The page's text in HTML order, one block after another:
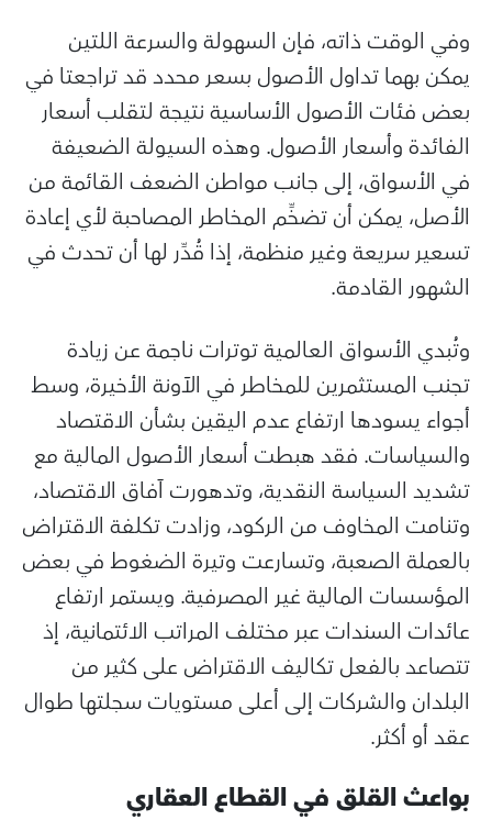
وفي الوقت ذاته، فإن السهولة والسرعة اللتين
يمكن بهما تداول الأصول بسعر محدد قد تراجعتا في
بعض فئات الأصول الأساسية نتيجة لتقلب أسعار
الفائدة وأسعار الأصول. وهذه السيولة الضعيفة
في الأسواق، إلى جانب مواطن الضعف القائمة من
الأصل، يمكن أن تضخِّم المخاطر المصاحبة لأي إعادة
تسعير سريعة وغير منظمة، إذا قُدِّر لها أن تحدث في
الشهور القادمة.
وتُبدي الأسواق العالمية توترات ناجمة عن زيادة
تجنب المستثمرين للمخاطر في الآونة الأخيرة، وسط
أجواء يسودها ارتفاع عدم اليقين بشأن الاقتصاد
والسياسات. فقد هبطت أسعار الأصول المالية مع
تشديد السياسة النقدية، وتدهورت آفاق الاقتصاد،
وتنامت المخاوف من الركود، وزادت تكلفة الاقتراض
بالعملة الصعبة، وتسارعت وتيرة الضغوط في بعض
المؤسسات المالية غير المصرفية. ويستمر ارتفاع
عائدات السندات عبر مختلف المراتب الائتمانية، إذ
تتصاعد بالفعل تكاليف الاقتراض على كثير من
البلدان والشركات إلى أعلى مستويات سجلتها طوال
عقد أو أكثر.
بواعث القلق في القطاع العقاري